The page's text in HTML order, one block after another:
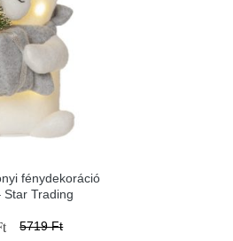
fénydekoráció
Star Trading
5719 Ft